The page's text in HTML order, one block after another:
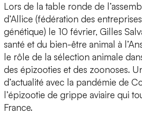
Lors de la table ronde de
d’Allice (fédération des
génétique) le 10 février, Gilles
santé et du bien-être animal à
le rôle de la sélection animale
des épizooties et des zoonoses.
d’actualité avec la pandémie de
l’épizootie de grippe aviaire qui
France.